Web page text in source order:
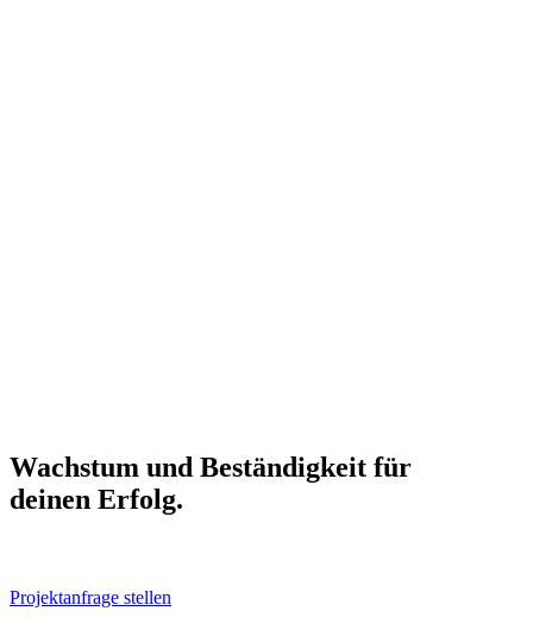
Wachs­tum und Bestän­dig­keit für
dei­nen Erfolg.
Projektanfrage stellen